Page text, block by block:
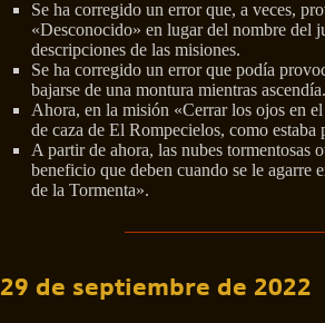
Se ha corregido un error que, a veces,
«Desconocido» en lugar del nombre del
descripciones de las misiones.
Se ha corregido un error que podía
bajarse de una montura mientras ascendía.
Ahora, en la misión «Cerrar los ojos en
de caza de El Rompecielos, como estaba
A partir de ahora, las nubes tormentosas
beneficio que deben cuando se le agarre
de la Tormenta».
29 de septiembre de 2022